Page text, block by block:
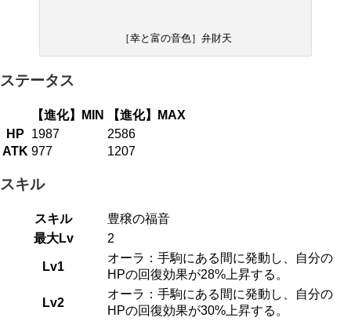
［幸と富の音色］弁財天
ステータス
【進化】MIN
【進化】MAX
HP
1987
2586
ATK 977 1207
スキル
スキル
豊穣の福音
最大Lv
2
Lv1
オーラ：手駒にある間に発動し、自分の
HPの回復効果が28%上昇する。
Lv2
オーラ：手駒にある間に発動し、自分の
HPの回復効果が30%上昇する。